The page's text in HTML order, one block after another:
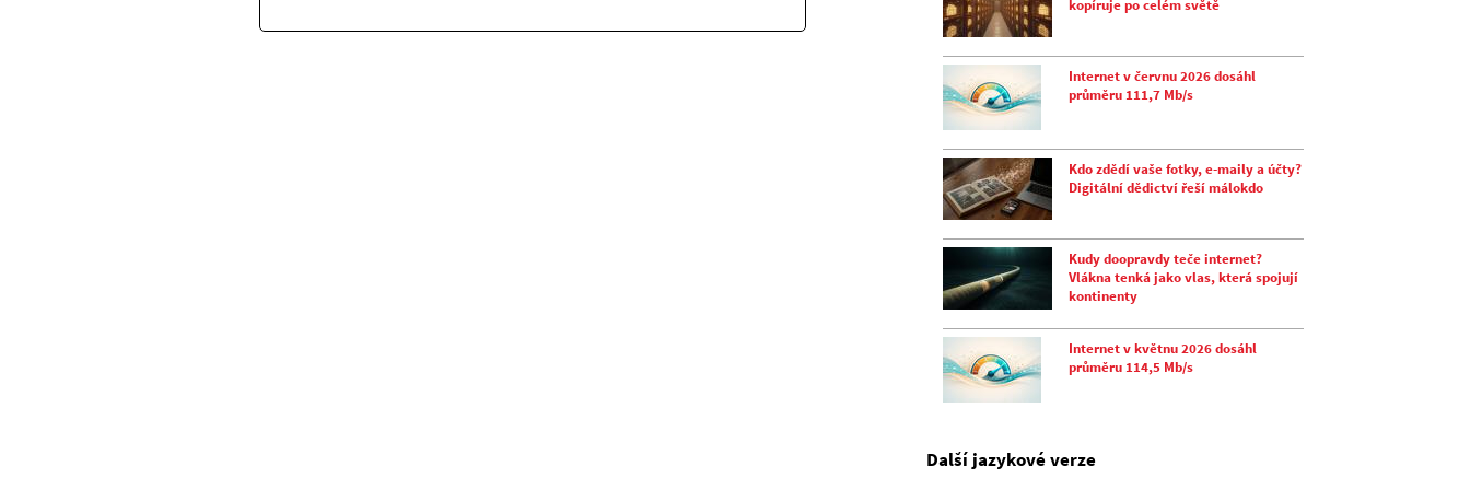
kopíruje po celém světě
Internet v červnu 2026 dosáhl
průměru 111,7 Mb/s
Kdo zdědí vaše fotky, e-maily a účty?
Digitální dědictví řeší málokdo
Kudy doopravdy teče internet?
Vlákna tenká jako vlas, která spojují
kontinenty
Internet v květnu 2026 dosáhl
průměru 114,5 Mb/s
Další jazykové verze